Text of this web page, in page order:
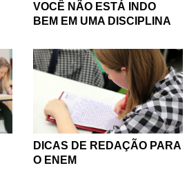
VOCÊ NÃO ESTÁ INDO
BEM EM UMA DISCIPLINA
DICAS DE REDAÇÃO PARA
O ENEM